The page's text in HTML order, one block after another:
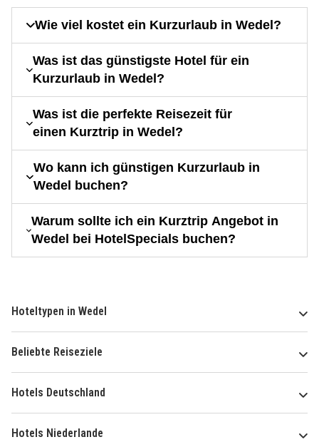
Wie viel kostet ein Kurzurlaub in Wedel?
Was ist das günstigste Hotel für ein
Kurzurlaub in Wedel?
Was ist die perfekte Reisezeit für
einen Kurztrip in Wedel?
Wo kann ich günstigen Kurzurlaub in
Wedel buchen?
Warum sollte ich ein Kurztrip Angebot in
Wedel bei HotelSpecials buchen?
Hoteltypen in Wedel
Beliebte Reiseziele
Hotels Deutschland
Hotels Niederlande